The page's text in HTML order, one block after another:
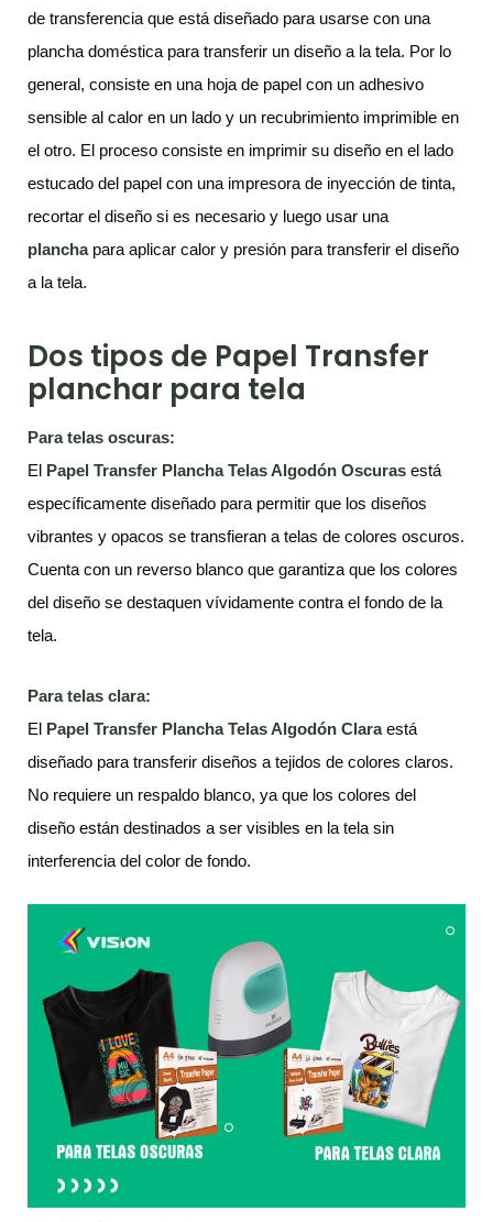
de transferencia que está diseñado para usarse con una
plancha doméstica para transferir un diseño a la tela. Por lo
general, consiste en una hoja de papel con un adhesivo
sensible al calor en un lado y un recubrimiento imprimible en
el otro. El proceso consiste en imprimir su diseño en el lado
estucado del papel con una impresora de inyección de tinta,
recortar el diseño si es necesario y luego usar una
planchapara aplicar calor y presión para transferir el diseño
a la tela.
Dos tipos de Papel Transfer
planchar para tela
Para telas oscuras:
El Papel Transfer Plancha Telas Algodón Oscuras está
específicamente diseñado para permitir que los diseños
vibrantes y opacos se transfieran a telas de colores oscuros.
Cuenta con un reverso blanco que garantiza que los colores
del diseño se destaquen vívidamente contra el fondo de la
tela.
Para telas clara:
El Papel Transfer Plancha Telas Algodón Claraestá
diseñado para transferir diseños a tejidos de colores claros.
No requiere un respaldo blanco, ya que los colores del
diseño están destinados a ser visibles en la tela sin
interferencia del color de fondo.